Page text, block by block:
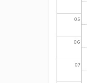
05
06
07